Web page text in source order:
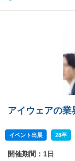
アイウェアの業
イベント出展 28卒
開催期間：1日